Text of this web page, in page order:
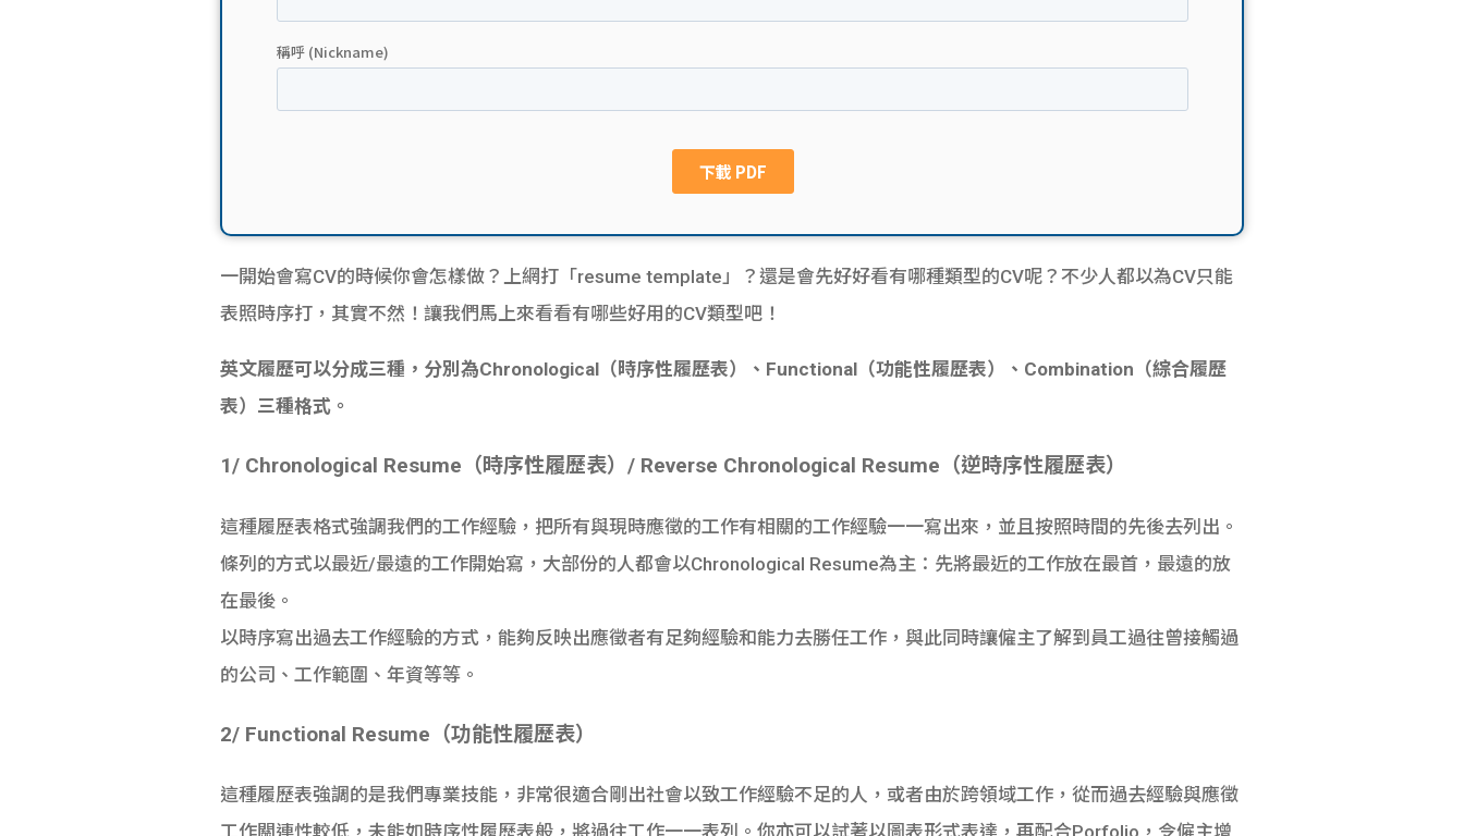
一開始會寫CV的時候你會怎樣做？上網打「resume template」？還是會先好好看有哪種類型的CV呢？不少人都以為CV只能
表照時序打，其實不然！讓我們馬上來看看有哪些好用的CV類型吧！
英文履歷可以分成三種，分別為Chronological（時序性履歷表）、Functional（功能性履歷表）、Combination（綜合履歷
表）三種格式。
1/ Chronological Resume（時序性履歷表）/ Reverse Chronological Resume（逆時序性履歷表）
這種履歷表格式強調我們的工作經驗，把所有與現時應徵的工作有相關的工作經驗一一寫出來，並且按照時間的先後去列出。
條列的方式以最近/最遠的工作開始寫，大部份的人都會以Chronological Resume為主：先將最近的工作放在最首，最遠的放
在最後。
以時序寫出過去工作經驗的方式，能夠反映出應徵者有足夠經驗和能力去勝任工作，與此同時讓僱主了解到員工過往曾接觸過
的公司、工作範圍、年資等等。
2/ Functional Resume（功能性履歷表）
這種履歷表強調的是我們專業技能，非常很適合剛出社會以致工作經驗不足的人，或者由於跨領域工作，從而過去經驗與應徵
工作關連性較低，未能如時序性履歷表般，將過往工作一一表列。你亦可以試著以圖表形式表達，再配合Porfolio，令僱主增